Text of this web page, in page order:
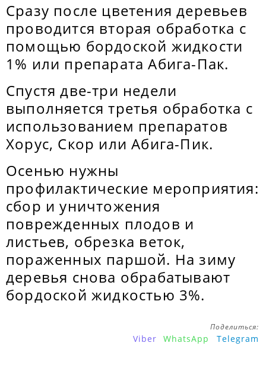
Сразу после цветения деревьев
проводится вторая обработка с
помощью бордоской жидкости
1% или препарата Абига-Пак.
Спустя две-три недели
выполняется третья обработка с
использованием препаратов
Хорус, Скор или Абига-Пик.
Осенью нужны
профилактические мероприятия:
сбор и уничтожения
поврежденных плодов и
листьев, обрезка веток,
пораженных паршой. На зиму
деревья снова обрабатывают
бордоской жидкостью 3%.
Поделиться:
Viber WhatsApp Telegram